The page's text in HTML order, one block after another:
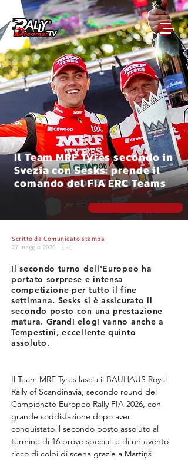
Il Team MRF Tyres secondo in
Svezia con Sesks: prende il
comando del FIA ERC Teams
Scritto daComunicato stampa
27 maggio 2026
ERC
Il secondo turno dell'Europeo ha
portato sorprese e intensa
competizione per tutto il fine
settimana. Sesks si è assicurato il
secondo posto con una prestazione
matura. Grandi elogi vanno anche a
Tempestini, eccellente quinto
assoluto.
Il Team MRF Tyres lascia il BAUHAUS Royal
Rally of Scandinavia, secondo round del
Campionato Europeo Rally FIA 2026, con
grande soddisfazione dopo aver
conquistato il secondo posto assoluto al
termine di 16 prove speciali e di un evento
ricco di colpi di scena grazie a Mārtiņš